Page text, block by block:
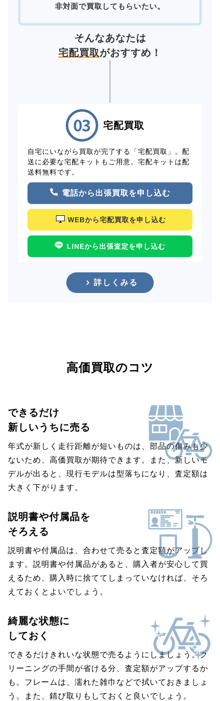
非対面で買取してもらいたい。
そんなあなたは
宅配買取がおすすめ！
宅配買取
自宅にいながら買取が完了する「宅配買取」。配
送に必要な宅配キットもご用意。宅配キットは配
送料無料です。
電話から出張買取を申し込む
WEBから宅配買取を申し込む
LINEから出張査定を申し込む
詳しくみる
高価買取のコツ
できるだけ
新しいうちに売る
年式が新しく走行距離が短いものは、部品の傷みも少
ないため、高価買取が期待できます。また、新しいモ
デルが出ると、現行モデルは型落ちになり、査定額は
大きく下がります。
説明書や付属品を
そろえる
説明書や付属品は、合わせて売ると査定額がアップし
ます。説明書や付属品があると、購入者が安心して買
えるため、購入時に捨ててしまっていなければ、そろ
えておくとよいでしょう。
綺麗な状態に
しておく
できるだけきれいな状態で売るようにしましょう。ク
リーニングの手間が省ける分、査定額がアップするか
も。フレームは、濡れた雑巾などで拭いておきましょ
う。また、錆び取りもしておくと良いでしょう。